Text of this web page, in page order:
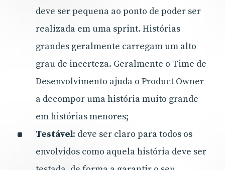
deve ser pequena ao ponto de poder ser
realizada em uma sprint. Histórias
grandes geralmente carregam um alto
grau de incerteza. Geralmente o Time de
Desenvolvimento ajuda o Product Owner
a decompor uma história muito grande
em histórias menores;
Testável: deve ser claro para todos os
envolvidos como aquela história deve ser